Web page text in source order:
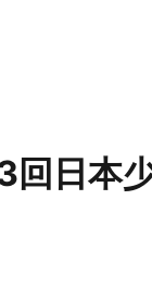
回日本